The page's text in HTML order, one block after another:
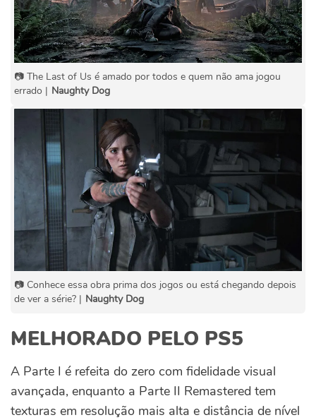
📷 The Last of Us é amado por todos e quem não ama jogou
errado | Naughty Dog
📷 Conhece essa obra prima dos jogos ou está chegando depois
de ver a série? | Naughty Dog
MELHORADO PELO PS5
A Parte I é refeita do zero com fidelidade visual
avançada, enquanto a Parte II Remastered tem
texturas em resolução mais alta e distância de nível